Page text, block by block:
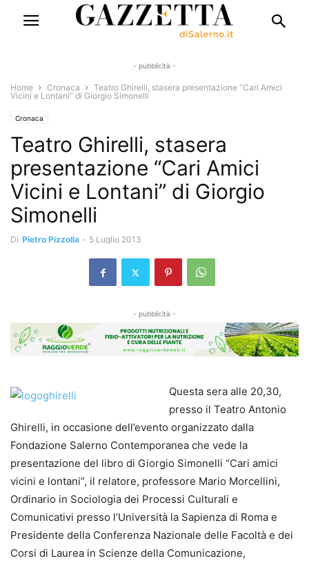
- pubblicità -
Home Cronaca
Teatro Ghirelli, stasera presentazione “Cari Amici
Vicini e Lontani” di Giorgio Simonelli
Cronaca
Teatro Ghirelli, stasera
presentazione “Cari Amici
Vicini e Lontani” di Giorgio
Simonelli
Di Pietro Pizzolla - 5 Luglio 2013
- pubblicità -
Questa sera alle 20,30,
presso il Teatro Antonio
Ghirelli, in occasione dell’evento organizzato dalla
Fondazione Salerno Contemporanea che vede la
presentazione del libro di Giorgio Simonelli “Cari amici
vicini e lontani”, il relatore, professore Mario Morcellini,
Ordinario in Sociologia dei Processi Culturali e
Comunicativi presso l’Università la Sapienza di Roma e
Presidente della Conferenza Nazionale delle Facoltà e dei
Corsi di Laurea in Scienze della Comunicazione,